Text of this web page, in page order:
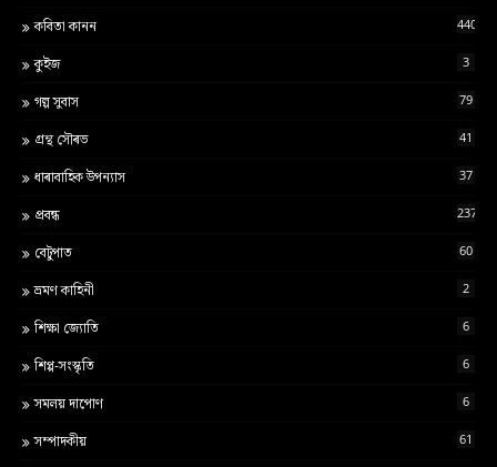
কবিতা কানন 440
কুইজ 3
গল্প সুবাস 79
গ্ৰন্থ স‍ৌৰভ 41
ধাৰাবাহিক উপন্যাস 37
প্ৰবন্ধ 237
বেটুপাত 60
ভ্ৰমণ কাহিনী 2
শ‍িক্ষা জ্য‍োত‍ি 6
শিপ্প-সংস্কৃতি 6
সমলয় দাপোণ 6
সম্পাদকীয় 61